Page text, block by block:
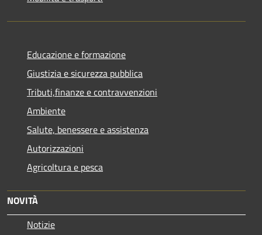
Educazione e formazione
Giustizia e sicurezza pubblica
Tributi,finanze e contravvenzioni
Ambiente
Salute, benessere e assistenza
Autorizzazioni
Agricoltura e pesca
NOVITÀ
Notizie